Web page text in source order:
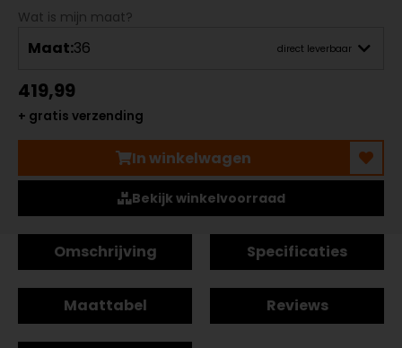
Wat is mijn maat?
Maat:36 direct leverbaar
419,99
+ gratis verzending
In winkelwagen
Bekijk winkelvoorraad
Omschrijving Specificaties
Maattabel Reviews